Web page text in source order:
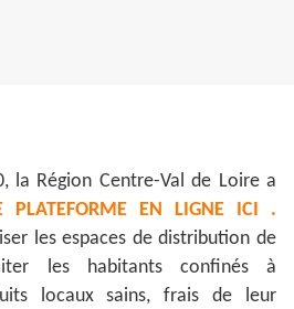
la Région Centre-Val de Loire a
PLATEFORME EN LIGNE ICI .
les espaces de distribution de
les habitants confinés à
locaux sains, frais de leur